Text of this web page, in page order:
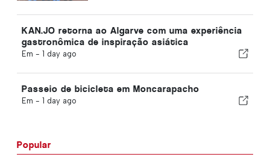
KAN.JO retorna ao Algarve com uma experiência
gastronômica de inspiração asiática
Em - 1 day ago
Passeio de bicicleta em Moncarapacho
Em - 1 day ago
Popular